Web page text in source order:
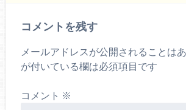
コメントを残す
メールアドレスが公開されることはあ
が付いている欄は必須項目です
コメント ※